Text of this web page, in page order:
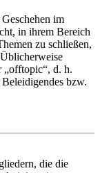
im
in ihrem Bereich
zu schließen,
„offtopic“, d. h.
bzw.
die die